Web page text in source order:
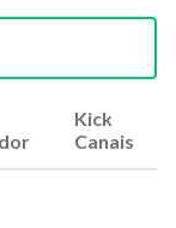
Kick
Canais